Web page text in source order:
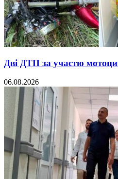
Дві ДТП за участю
06.08.2026